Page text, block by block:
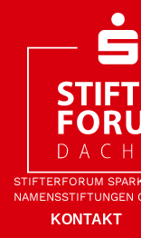
STIFTER­FORUM
NAMENS­STIFTUNGEN
KONTAKT